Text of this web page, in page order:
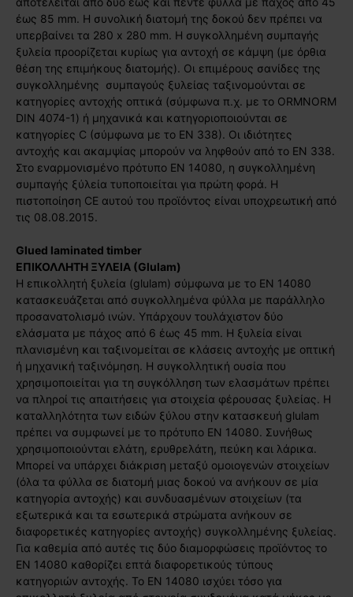
έως 85 mm. Η συνολική διατομή της δοκού δεν πρέπει να
υπερβαίνει τα 280 x 280 mm. Η συγκολλημένη συμπαγής
ξυλεία προορίζεται κυρίως για αντοχή σε κάμψη (με όρθια
θέση της επιμήκους διατομής). Οι επιμέρους σανίδες της
συγκολλημένης συμπαγούς ξυλείας ταξινομούνται σε
κατηγορίες αντοχής οπτικά (σύμφωνα π.χ. με το ORMNORM
DIN 4074-1) ή μηχανικά και κατηγοριοποιούνται σε
κατηγορίες C (σύμφωνα με το EN 338). Οι ιδιότητες
αντοχής και ακαμψίας μπορούν να ληφθούν από το EN 338.
Στο εναρμονισμένο πρότυπο EN 14080, η συγκολλημένη
συμπαγής ξύλεία τυποποιείται για πρώτη φορά. Η
πιστοποίηση CE αυτού του προϊόντος είναι υποχρεωτική από
τις 08.08.2015.
Glued laminated timber
ΕΠΙΚΟΛΛΗΤΗ ΞΥΛΕΙΑ (Glulam)
Η επικολλητή ξυλεία (glulam) σύμφωνα με το EN 14080
κατασκευάζεται από συγκολλημένα φύλλα με παράλληλο
προσανατολισμό ινών. Υπάρχουν τουλάχιστον δύο
ελάσματα με πάχος από 6 έως 45 mm. Η ξυλεία είναι
πλανισμένη και ταξινομείται σε κλάσεις αντοχής με οπτική
ή μηχανική ταξινόμηση. Η συγκολλητική ουσία που
χρησιμοποιείται για τη συγκόλληση των ελασμάτων πρέπει
να πληροί τις απαιτήσεις για στοιχεία φέρουσας ξυλείας. Η
καταλληλότητα των ειδών ξύλου στην κατασκευή glulam
πρέπει να συμφωνεί με το πρότυπο EN 14080. Συνήθως
χρησιμοποιούνται ελάτη, ερυθρελάτη, πεύκη και λάρικα.
Μπορεί να υπάρχει διάκριση μεταξύ ομοιογενών στοιχείων
(όλα τα φύλλα σε διατομή μιας δοκού να ανήκουν σε μία
κατηγορία αντοχής) και συνδυασμένων στοιχείων (τα
εξωτερικά και τα εσωτερικά στρώματα ανήκουν σε
διαφορετικές κατηγορίες αντοχής) συγκολλημένης ξυλείας.
Για καθεμία από αυτές τις δύο διαμορφώσεις προϊόντος το
EN 14080 καθορίζει επτά διαφορετικούς τύπους
κατηγοριών αντοχής. Το ΕΝ 14080 ισχύει τόσο για